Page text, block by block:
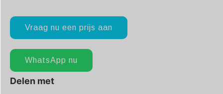
Vraag nu een prijs aan
WhatsApp nu
Delen met